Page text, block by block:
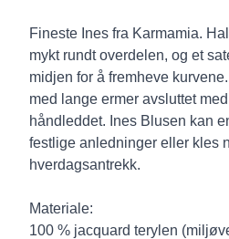
Description
Fineste Ines fra Karmamia.
mykt rundt overdelen, og et
midjen for å fremheve
med lange ermer avsluttet
håndleddet. Ines Blusen kan
festlige anledninger eller kles
hverdagsantrekk.
Materiale:
100 % jacquard terylen